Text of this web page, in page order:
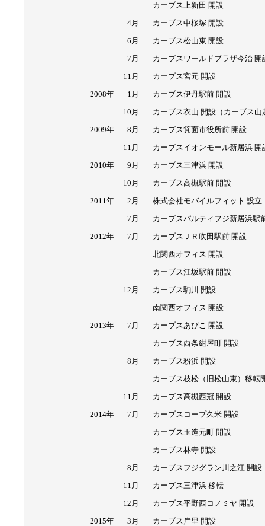
カーブス上新田 開設
4月
カーブス中桜塚 開設
6月
カーブス松山東 開設
7月
カーブスワールドプラザ今治 開
11月
カーブス宮元 開設
2008年
1月
カーブス伊丹駅前 開設
10月
カーブス衣山 開設（カーブス山
2009年
8月
カーブス箕面市役所前 開設
11月
カーブスイオンモール新居浜 開
2010年
9月
カーブス三津浜 開設
10月
カーブス高槻駅前 開設
2011年
2月
株式会社モバイルフィット 設立
7月
カーブスパルティフジ新居浜駅
2012年
7月
カーブスＪＲ吹田駅前 開設
北関西オフィス 開設
カーブス江坂駅前 開設
12月
カーブス駒川 開設
南関西オフィス 開設
2013年
7月
カーブスあびこ 開設
カーブス西条紺屋町 開設
8月
カーブス粉浜 開設
カーブス枝松（旧松山東）移転
11月
カーブス高槻西冠 開設
2014年
7月
カーブスコープ久米 開設
カーブス玉造元町 開設
カーブス林寺 開設
8月
カーブスフジグラン川之江 開設
11月
カーブス三津浜 移転
12月
カーブス平野西コノミヤ 開設
2015年
3月
カーブス岸里 開設